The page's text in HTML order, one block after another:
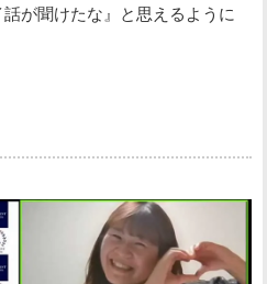
が聞けたな』と思えるように